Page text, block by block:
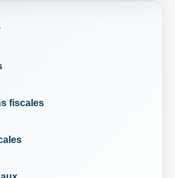
fiscales